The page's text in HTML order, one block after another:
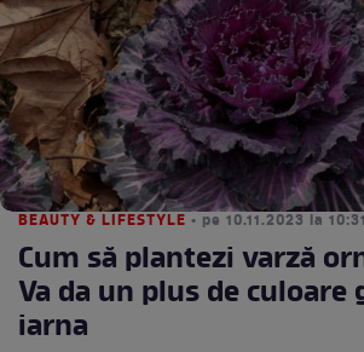
BEAUTY & LIFESTYLE • pe 10.11.2023 la 10:31
Cum să plantezi varză
Va da un plus de
iarna